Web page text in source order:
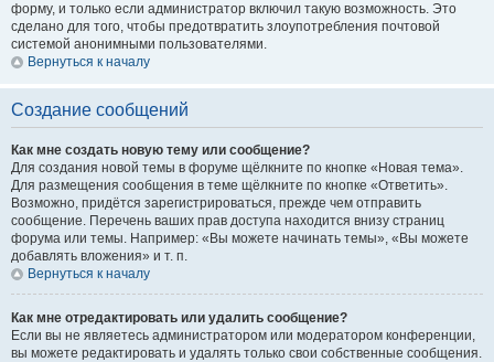
форму, и только если администратор включил такую возможность. Это
сделано для того, чтобы предотвратить злоупотребления почтовой
системой анонимными пользователями.
Вернуться к началу
Создание сообщений
Как мне создать новую тему или сообщение?
Для создания новой темы в форуме щёлкните по кнопке «Новая тема».
Для размещения сообщения в теме щёлкните по кнопке «Ответить».
Возможно, придётся зарегистрироваться, прежде чем отправить
сообщение. Перечень ваших прав доступа находится внизу страниц
форума или темы. Например: «Вы можете начинать темы», «Вы можете
добавлять вложения» и т. п.
Вернуться к началу
Как мне отредактировать или удалить сообщение?
Если вы не являетесь администратором или модератором конференции,
вы можете редактировать и удалять только свои собственные сообщения.